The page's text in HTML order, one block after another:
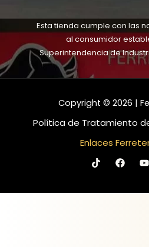
Esta tienda cumple con las
al consumidor
Superintendencia de
Copyright © 2026 |
Política de Tratamiento
Enlaces